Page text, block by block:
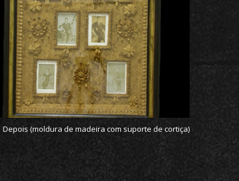
Depois (moldura de madeira com suporte de cortiça)